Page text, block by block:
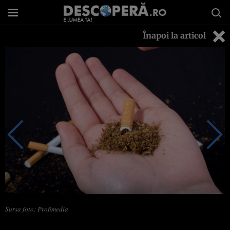
Înapoi la articol
Sursa foto: Profimedia